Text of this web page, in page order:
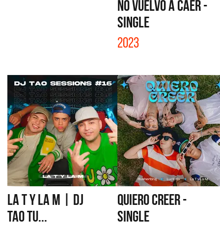
NO VUELVO A CAER -
SINGLE
2023
LA T Y LA M | DJ
TAO TU...
QUIERO CREER -
SINGLE